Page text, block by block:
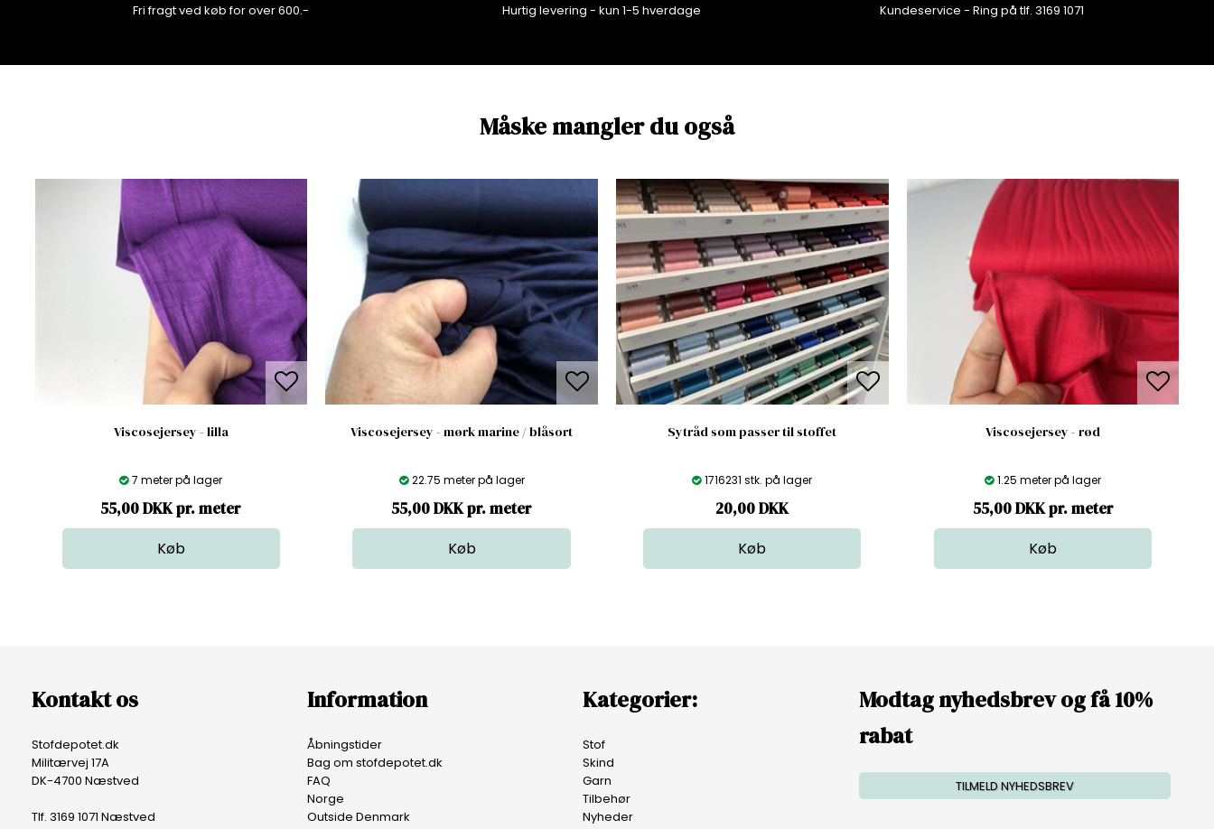
Fri fragt ved køb for over 600.- Hurtig levering - kun 1-5 hverdage Kundeservice - Ring på tlf. 3169 1071
Måske mangler du også
Viscosejersey - lilla
7 meter på lager
55,00 DKK pr. meter
Viscosejersey - mørk marine / blåsort
22.75 meter på lager
55,00 DKK pr. meter
Sytråd som passer til stoffet
1716231 stk. på lager
20,00DKK
Viscosejersey - rød
1.25 meter på lager
55,00 DKK pr. meter
Kontakt os
Stofdepotet.dk
Militærvej 17A
DK-4700 Næstved
Tlf. 3169 1071 Næstved
Information
Åbningstider
Bag om stofdepotet.dk
FAQ
Norge
Outside Denmark
Kategorier:
Stof
Skind
Garn
Tilbehør
Nyheder
Modtag nyhedsbrev og få 10%
rabat
TILMELD NYHEDSBREV